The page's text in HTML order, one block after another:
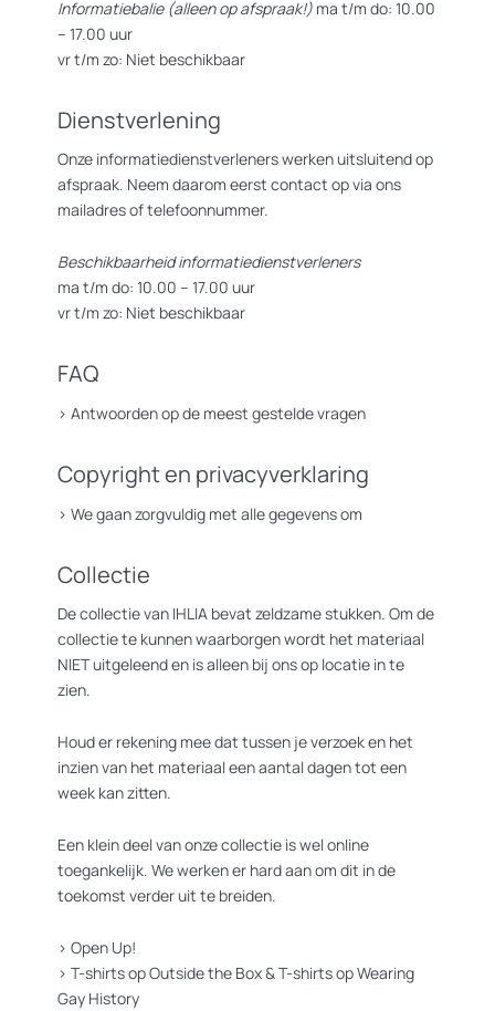
Informatiebalie (alleen op afspraak!) ma t/m do: 10.00
– 17.00 uur
vr t/m zo: Niet beschikbaar
Dienstverlening
Onze informatiedienstverleners werken uitsluitend op
afspraak. Neem daarom eerst contact op via ons
mailadres of telefoonnummer.
Beschikbaarheid informatiedienstverleners
ma t/m do: 10.00 – 17.00 uur
vr t/m zo: Niet beschikbaar
FAQ
> Antwoorden op de meest gestelde vragen
Copyright en privacyverklaring
> We gaan zorgvuldig met alle gegevens om
Collectie
De collectie van IHLIA bevat zeldzame stukken. Om de
collectie te kunnen waarborgen wordt het materiaal
NIET uitgeleend en is alleen bij ons op locatie in te
zien.
Houd er rekening mee dat tussen je verzoek en het
inzien van het materiaal een aantal dagen tot een
week kan zitten.
Een klein deel van onze collectie is wel online
toegankelijk. We werken er hard aan om dit in de
toekomst verder uit te breiden.
> Open Up!
> T-shirts op Outside the Box&T-shirts op Wearing
Gay History